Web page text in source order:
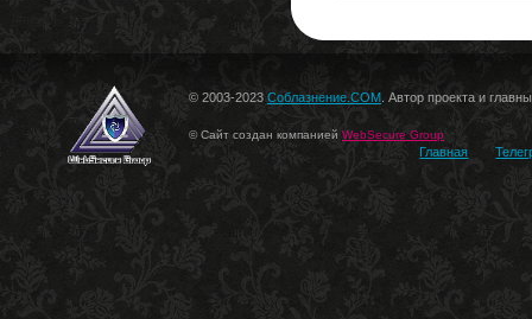
© 2003-2023 Соблазнение.COM . Автор проекта и
© Сайт создан компанией WebSecure Group
Главная